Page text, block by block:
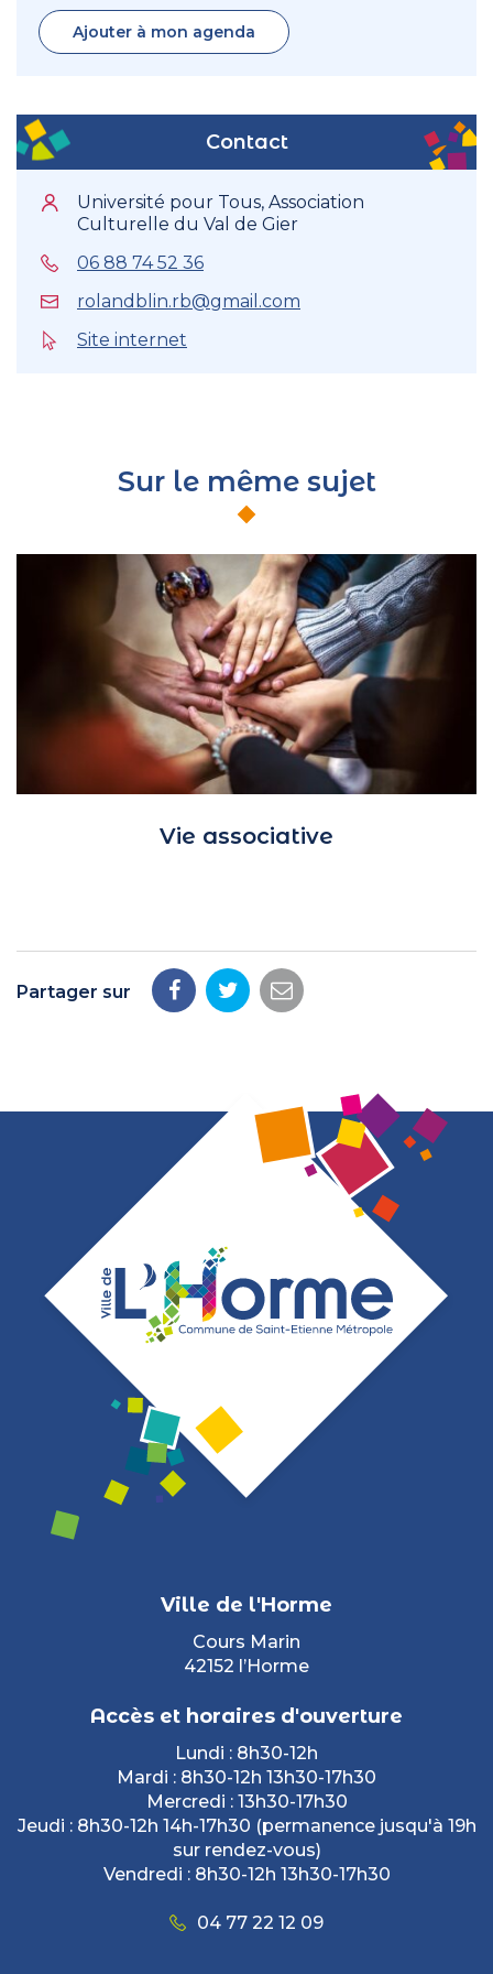
Ajouter à mon agenda
Contact
Université pour Tous, Association
Culturelle du Val de Gier
06 88 74 52 36
rolandblin.rb@gmail.com
Site internet
Sur le même sujet
Vie associative
Partager sur
PartagerPartagerPartager
Ville de l'Horme
Cours Marin
42152 l’Horme
Accès et horaires d'ouverture
Lundi : 8h30-12h
Mardi : 8h30-12h 13h30-17h30
Mercredi : 13h30-17h30
Jeudi : 8h30-12h 14h-17h30 (permanence jusqu'à 19h
sur rendez-vous)
Vendredi : 8h30-12h 13h30-17h30
04 77 22 12 09